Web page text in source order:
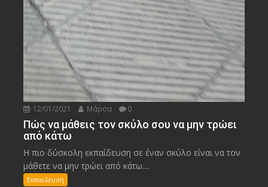
12/01/2021 Μάρσα 0
Πώς να μάθεις τον σκύλο σου να μην τρώει
από κάτω
Η πιο δύσκολη εκπαίδευση σε έναν σκύλο είναι να τον
μάθετε να μην τρώει από κάτω....
Εκπαιδευση